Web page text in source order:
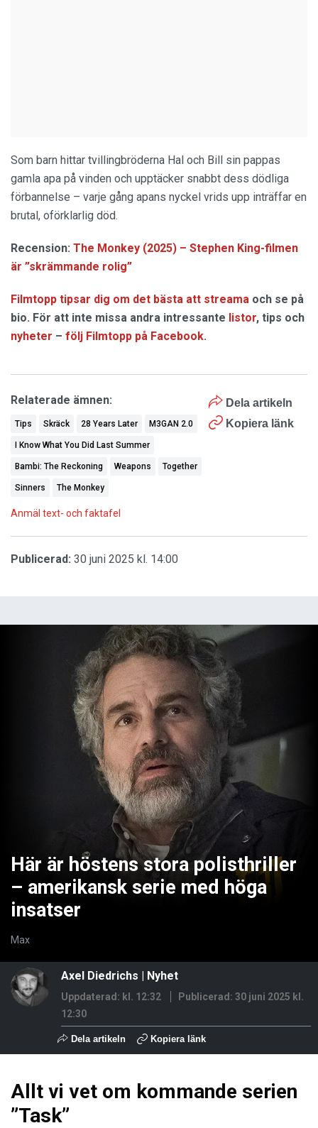
Som barn hittar tvillingbröderna Hal och Bill sin pappas
gamla apa på vinden och upptäcker snabbt dess dödliga
förbannelse – varje gång apans nyckel vrids upp inträffar en
brutal, oförklarlig död.
Recension: The Monkey (2025) – Stephen King-filmen
är ”skrämmande rolig”
Filmtopp tipsar dig om det bästa att streama och se på
bio. För att inte missa andra intressante listor, tips och
nyheter – följ Filmtopp på Facebook.
Dela artikeln
Kopiera länk
Relaterade ämnen:
Tips Skräck 28 Years Later M3GAN 2.0
I Know What You Did Last Summer
Bambi: The Reckoning Weapons Together
Sinners The Monkey
Anmäl text- och faktafel
Publicerad: 30 juni 2025 kl. 14:00
Här är höstens stora polisthriller
– amerikansk serie med höga
insatser
Max
Axel Diedrichs | Nyhet
Uppdaterad: kl. 12:32 Publicerad: 30 juni 2025 kl.
12:30
Dela artikeln Kopiera länk
Allt vi vet om kommande serien
”Task”